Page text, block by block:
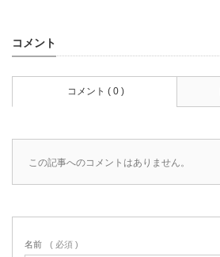
コメント
コメント ( 0 )
この記事へのコメントはありません。
名前 ( 必須 )